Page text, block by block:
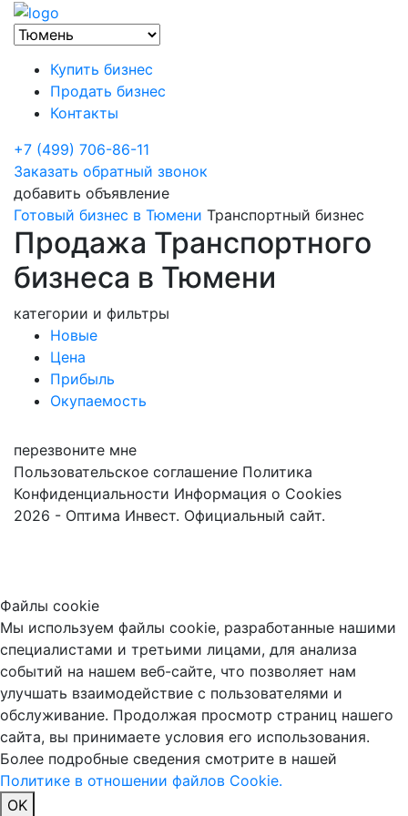
Купить бизнес
Продать бизнес
Контакты
+7 (499) 706-86-11
Заказать обратный звонок
добавить объявление
Готовый бизнес в Тюмени Транспортный бизнес
Продажа Транспортного
бизнеса в Тюмени
категории и фильтры
Новые
Цена
Прибыль
Окупаемость
перезвоните мне
Пользовательское соглашение Политика
Конфиденциальности Информация о Cookies
2026 - Оптима Инвест. Официальный сайт.
Файлы cookie
Мы используем файлы cookie, разработанные нашими
специалистами и третьими лицами, для анализа
событий на нашем веб-сайте, что позволяет нам
улучшать взаимодействие с пользователями и
обслуживание. Продолжая просмотр страниц нашего
сайта, вы принимаете условия его использования.
Более подробные сведения смотрите в нашей
Политике в отношении файлов Cookie.
OK